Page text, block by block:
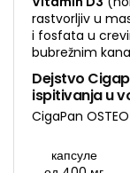
rastvorljiv u
i fosfata u
bubrežnim
Dejstvo
ispitivanja u
CigaPan OSTEO
капсуле